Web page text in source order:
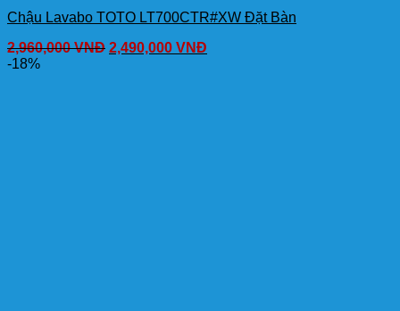
Chậu Lavabo TOTO LT700CTR#XW Đặt Bàn
2,960,000VNĐ 2,490,000 VNĐ
-18%